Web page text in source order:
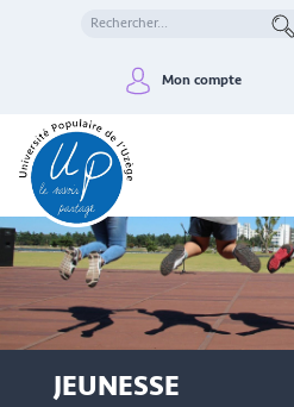
Mon compte
JEUNESSE